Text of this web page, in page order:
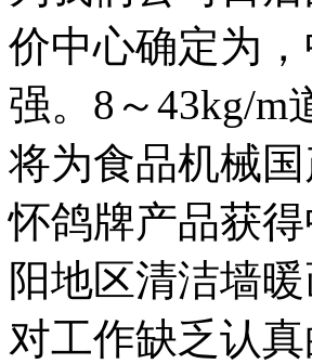
价中心确定为
强。8～43kg/m
将为食品机械
怀鸽牌产品获
阳地区清洁墙
对工作缺乏认